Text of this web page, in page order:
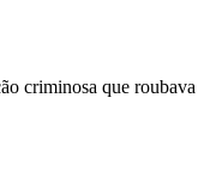
criminosa que roubava